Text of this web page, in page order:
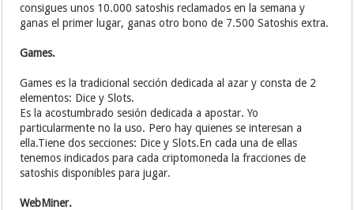
consigues unos 10.000 satoshis reclamados en la semana y
ganas el primer lugar, ganas otro bono de 7.500 Satoshis extra.
Games.
Games es la tradicional sección dedicada al azar y consta de 2
elementos: Dice y Slots.
Es la acostumbrado sesión dedicada a apostar. Yo
particularmente no la uso. Pero hay quienes se interesan a
ella.Tiene dos secciones: Dice y Slots.En cada una de ellas
tenemos indicados para cada criptomoneda la fracciones de
satoshis disponibles para jugar.
WebMiner.